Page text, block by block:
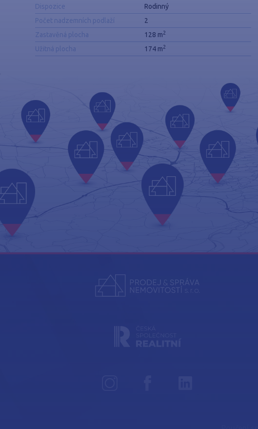
Dispozice
Rodinný
Počet nadzemních podlaží
2
Zastavěná plocha
128 m2
Užitná plocha 174 m2